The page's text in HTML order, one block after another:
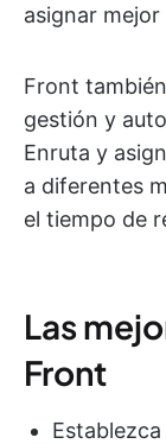
asignar
Front
gestión y
Enruta y
a diferentes
el tiempo de
Las
Front